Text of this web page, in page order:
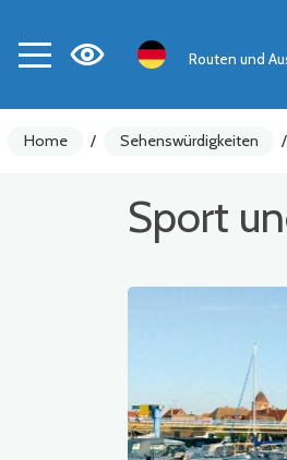
Routen und
Home / Sehenswürdigkeiten /
Sport